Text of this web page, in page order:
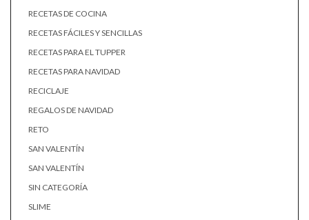
RECETAS DE COCINA
RECETAS FÁCILES Y SENCILLAS
RECETAS PARA EL TUPPER
RECETAS PARA NAVIDAD
RECICLAJE
REGALOS DE NAVIDAD
RETO
SAN VALENTÍN
SAN VALENTÍN
SIN CATEGORÍA
SLIME